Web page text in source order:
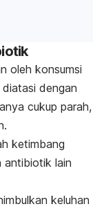
oleh konsumsi
dengan
cukup parah,
ketimbang
antibiotik lain
keluhan